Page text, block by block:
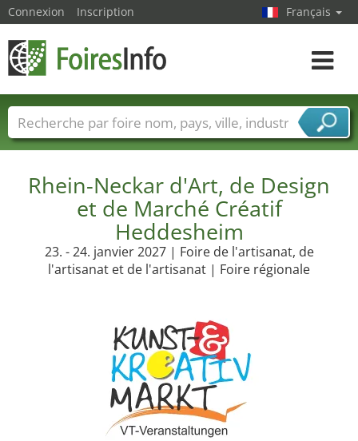
Rhein-Neckar d'Art, de Design
et de Marché Créatif
Heddesheim
23. - 24. janvier 2027 | Foire de l'artisanat, de
l'artisanat et de l'artisanat | Foire régionale
Connexion Inscription Français
Toggle
Foire noms Pays Villes
Secteurs de foire